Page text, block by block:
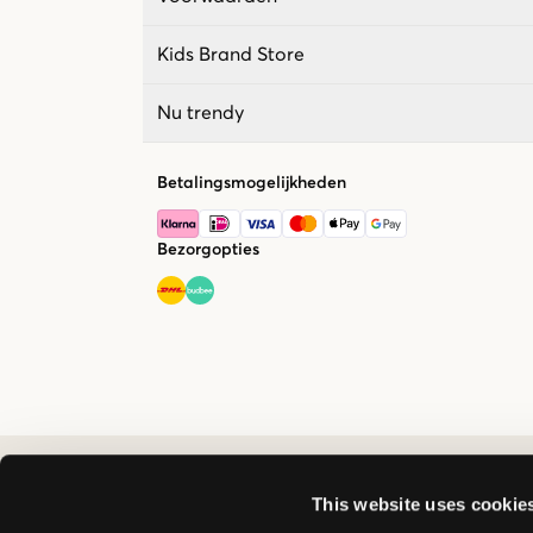
This website uses
Kids Brand Store
Nu trendy
Betalingsmogelijkheden
Bezorgopties